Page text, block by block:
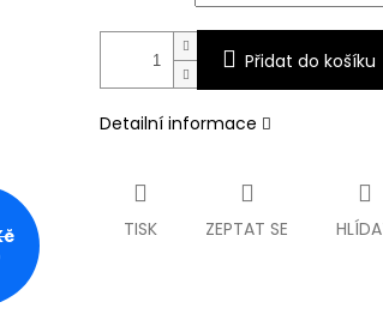
Přidat do košíku
Detailní informace
TISK ZEPTAT SE